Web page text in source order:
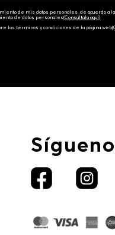
de mis datos personales, de acuerdo a
de datos personales‎(Consúltala aquí)
los términos y condiciones de la página web‎